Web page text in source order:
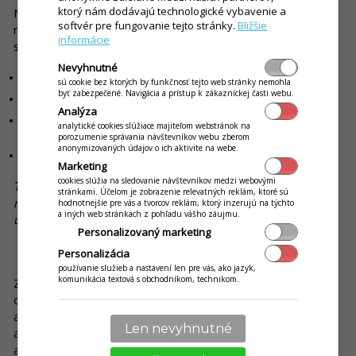
Naskenovaním QR kódu na stole dokáže zákazník otvoriť
menu, objednať si, privolať obsluhu a zaplatiť či ohodnotiť
služby. Všetko bez zdĺhavého čakania.
Nižšia záťaž na čašníkov, ktorí sa tak môžu venovať stolom dlhšie
Príjemné zákaznícke prostredie s vždy aktuálnou ponukou
Podpora predaja vďaka špeciálnym akciám, upselling vďaka lákavým
vizuálom
Ekologický a atraktívny jedálny a nápojový lístok
Tip:
Prepojenie s vernostným systémom. Zákazník po
naskenovaní QR kódu môže využiť vernostný kredit, nabiť si
účet alebo získať zľavu.
3. Online menu a donáška: získajte viac zákazníkov
Zavedením aplikácie Donáška umožníte zákazníkom
objednávať z kancelárie alebo z pohodlia domova. Funguje na
akomkoľvek zariadení - stačí si aktivovať účet, nahrať položky
a umiestniť tlačidlo s odkazom na jedálniček na svoj web
alebo facebook profil. Aplikáciu je možné používať aj ako
ktorý nám dodávajú technologické vybavenie a
softvér pre fungovanie tejto stránky.Bližšie
informácie
Nevyhnutné
sú cookie bez ktorých by funkčnosť tejto web stránky nemohla
byť zabezpečené. Navigácia a prístup k zákazníckej časti webu.
Analýza
analytické cookies slúžiace majiteľom webstránok na
porozumenie správania návštevníkov webu zberom
anonymizovaných údajov o ich aktivite na webe.
Marketing
cookies slúžia na sledovanie návštevníkov medzi webovými
stránkami. Účelom je zobrazenie relevatných reklám, ktoré sú
hodnotnejšie pre vás a tvorcov reklám, ktorý inzerujú na týchto
a iných web stránkach z pohľadu vášho záujmu.
Personalizovaný marketing
Personalizácia
používanie služieb a nastavení len pre vás, ako jazyk,
komunikácia textová s obchodníkom, technikom.
Len nevyhnutné